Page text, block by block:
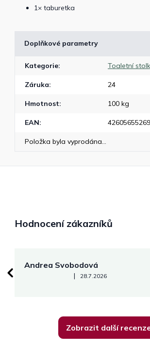
1× taburetka
Doplňkové parametry
Kategorie: Toaletní
Záruka: 24
Hmotnost: 100 kg
EAN:
Položka byla vyprodána…
Hodnocení zákazníků
Andrea Svobodová
Hodnocení obchodu je 5 z 5 hvězdiček.
| 28.7.2026
Zobrazit další